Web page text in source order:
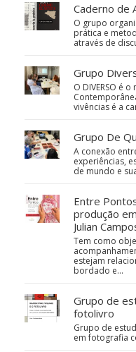
Caderno de
O grupo
prática e
através de
Grupo
O DIVERSO é
vivências é a
Grupo De
A conexão
experiências,
de mundo e
Entre
produção
Julian
Tem como
estejam
bordado e…
Grupo de
fotolivro
Grupo de
em fotografia